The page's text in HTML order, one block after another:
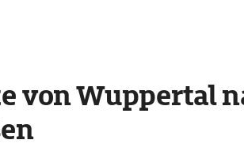
von Wuppertal